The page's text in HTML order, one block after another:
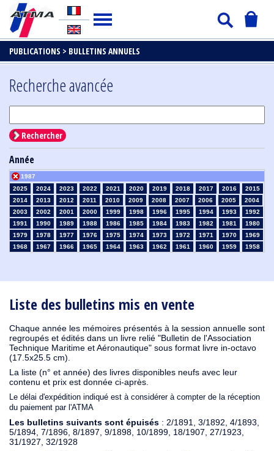
PUBLICATIONS > BULLETINS ANNUELS
Liste des bulletins mis en vente
Chaque année les mémoires présentés à la session annuelle sont
regroupés et édités dans un livre relié "Bulletin de l'Association
Technique Maritime et Aéronautique" sous format livre in-octavo
(17.5x25.5 cm).
La liste (n° et année) des livres disponibles neufs avec leur
contenu et prix est donnée ci-après.
Le délai d'expédition indiqué est à considérer à compter de la réception
du paiement par l'ATMA
Les bulletins suivants sont épuisés : 2/1891, 3/1892, 4/1893,
5/1894, 7/1896, 8/1897, 9/1898, 10/1899, 18/1907, 27/1923,
31/1927, 32/1928
Recherche avancée
Rechercher
Année
2025 2024 2023 2022 2021 2020 2019 2018 2017 2016
2015
2014
2013 2012 2011 2010 2009 2008 2007 2006 2005
2004
2003
2002 2001 2000 1999 1998 1996 1995 1994 1993
1992
1991
1990 1989 1988
1987
1986 1985 1984 1983 1982 1981
1980
1979
1978 1977 1976 1975 1974 1973 1972 1971 1970
1969
1968
1967 1966 1965 1964 1963 1962 1961 1960 1959
1958
1930
1929 1926 1925 1924 1915 1914 1913 1912 1911
1910